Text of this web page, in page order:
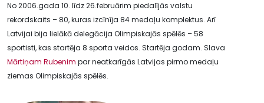
No 2006.gada 10. līdz 26.februārim piedalījās valstu
rekordskaits – 80, kuras izcīnīja 84 medaļu komplektus. Arī
Latvijai bija lielākā delegācija Olimpiskajās spēlēs – 58
sportisti, kas startēja 8 sporta veidos. Startēja godam. Slava
Mārtiņam Rubenim par neatkarīgās Latvijas pirmo medaļu
ziemas Olimpiskajās spēlēs.